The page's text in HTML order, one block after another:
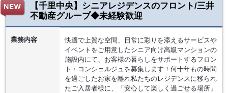
【千里中央】シニアレジデンスのフロント/三井
不動産グループ◆未経験歓迎
業務内容
快適で上質な空間、日常に彩りを添えるサービスや
イベントをご用意したシニア向け高級マンションの
施設内にて、お客様の暮らしをサポートするフロン
ト・コンシェルジュを募集します！何十年もの時間
を過ごしたお家を離れ私たちのレジデンスに移られ
たご入居者様に、「安心して楽しく過ごせる場所」